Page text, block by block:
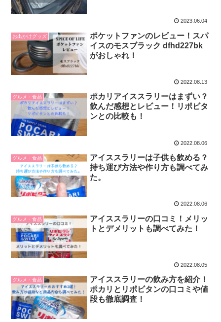
2023.06.04
お出かけグッズ
ポケットファンのレビュー！スパ
イスのモスブラック dfhd227bk
がおしゃれ！
2022.08.13
グルメ・食品
ポカリアイススラリーはまずい？
飲んだ感想とレビュー！リポビタ
ンとの比較も！
2022.08.06
グルメ・食品
アイススラリーは子供も飲める？
持ち運び方法や作り方も調べてみ
た。
2022.08.06
グルメ・食品
アイススラリーの口コミ！メリッ
トとデメリットも調べてみた！
2022.08.05
グルメ・食品
アイススラリーの飲み方を紹介！
ポカリとリポビタンの口コミや値
段も徹底調査！